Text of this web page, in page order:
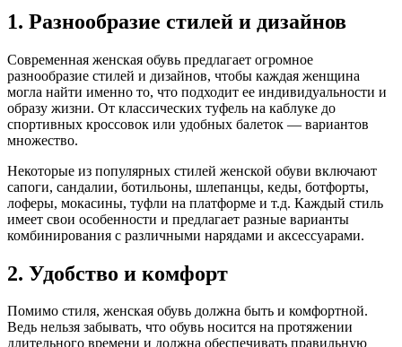
1. Разнообразие стилей и дизайнов
Современная женская обувь предлагает огромное
разнообразие стилей и дизайнов, чтобы каждая женщина
могла найти именно то, что подходит ее индивидуальности и
образу жизни. От классических туфель на каблуке до
спортивных кроссовок или удобных балеток — вариантов
множество.
Некоторые из популярных стилей женской обуви включают
сапоги, сандалии, ботильоны, шлепанцы, кеды, ботфорты,
лоферы, мокасины, туфли на платформе и т.д. Каждый стиль
имеет свои особенности и предлагает разные варианты
комбинирования с различными нарядами и аксессуарами.
2. Удобство и комфорт
Помимо стиля, женская обувь должна быть и комфортной.
Ведь нельзя забывать, что обувь носится на протяжении
длительного времени и должна обеспечивать правильную